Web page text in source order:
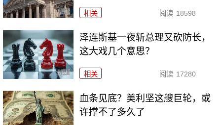
相关 阅读 18598
泽连斯基一夜斩总理又砍防长，
这大戏几个意思？
相关 阅读 17280
血条见底？美利坚这艘巨轮，或
许撑不了多久了